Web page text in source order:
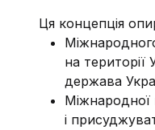
Ця концепція
на території
держава
Міжнародної
і